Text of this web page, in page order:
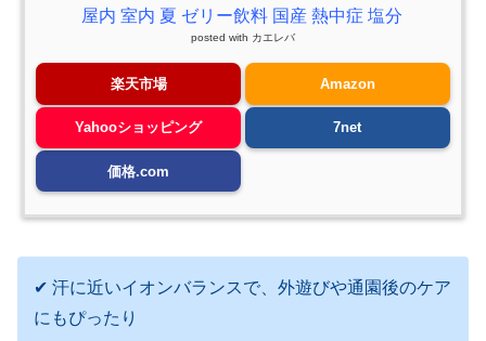
屋内 室内 夏 ゼリー飲料 国産 熱中症 塩分
posted with カエレバ
楽天市場 Amazon
Yahooショッピング 7net
価格.com
✔ 汗に近いイオンバランスで、外遊びや通園後のケア
にもぴったり